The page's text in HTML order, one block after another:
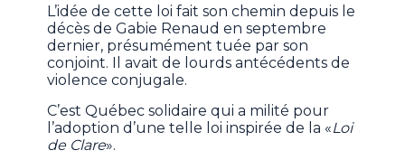
L’idée de cette loi fait son chemin depuis le
décès de Gabie Renaud en septembre
dernier, présumément tuée par son
conjoint. Il avait de lourds antécédents de
violence conjugale.
C’est Québec solidaire qui a milité pour
l’adoption d’une telle loi inspirée de la «Loi
de Clare».